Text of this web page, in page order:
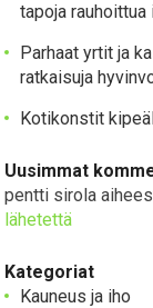
tapoja
Parhaat yrtit ja
ratkaisuja
Kotikonstit
Uusimmat
pentti sirola
lähetettä
Kategoriat
Kauneus ja iho